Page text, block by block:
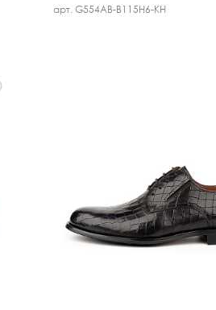
арт. G554AB-B115H6-KH